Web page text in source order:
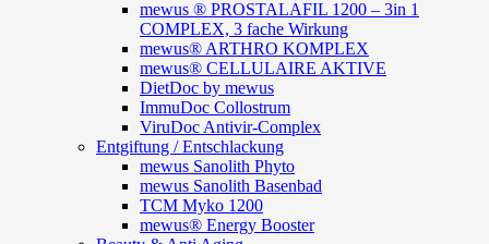
mewus ® PROSTALAFIL 1200 – 3in 1
COMPLEX, 3 fache Wirkung
mewus® ARTHRO KOMPLEX
mewus® CELLULAIRE AKTIVE
DietDoc by mewus
ImmuDoc Collostrum
ViruDoc Antivir-Complex
Entgiftung / Entschlackung
mewus Sanolith Phyto
mewus Sanolith Basenbad
TCM Myko 1200
mewus® Energy Booster